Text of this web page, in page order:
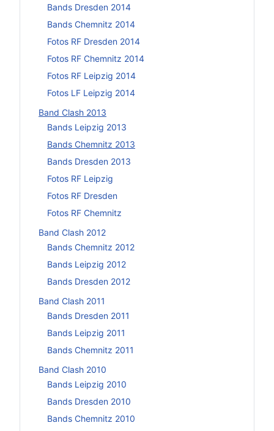
Bands Dresden 2014
Bands Chemnitz 2014
Fotos RF Dresden 2014
Fotos RF Chemnitz 2014
Fotos RF Leipzig 2014
Fotos LF Leipzig 2014
Band Clash 2013
Bands Leipzig 2013
Bands Chemnitz 2013
Bands Dresden 2013
Fotos RF Leipzig
Fotos RF Dresden
Fotos RF Chemnitz
Band Clash 2012
Bands Chemnitz 2012
Bands Leipzig 2012
Bands Dresden 2012
Band Clash 2011
Bands Dresden 2011
Bands Leipzig 2011
Bands Chemnitz 2011
Band Clash 2010
Bands Leipzig 2010
Bands Dresden 2010
Bands Chemnitz 2010